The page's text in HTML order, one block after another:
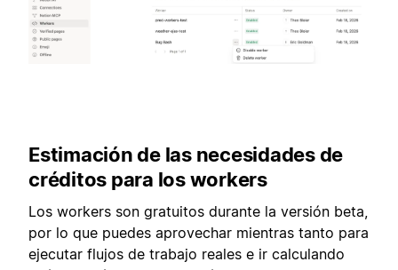
Estimación de las necesidades de
créditos para los workers
Los workers son gratuitos durante la versión beta,
por lo que puedes aprovechar mientras tanto para
ejecutar flujos de trabajo reales e ir calculando